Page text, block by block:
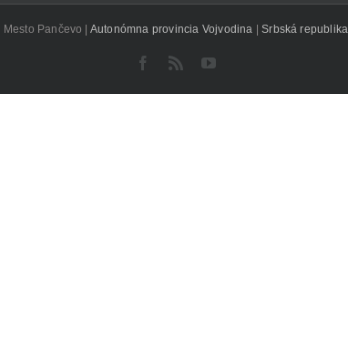
Mesto Pančevo | Autonómna provincia Vojvodina |Srbská republika
Facebook
Rss YouTube